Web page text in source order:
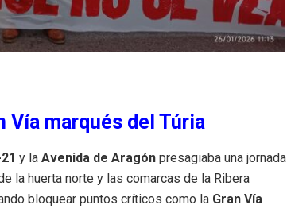
Vía marqués del Túria
y la Avenida de Aragón presagiaba una jornada
la huerta norte y las comarcas de la Ribera
bloquear puntos críticos como la Gran Vía